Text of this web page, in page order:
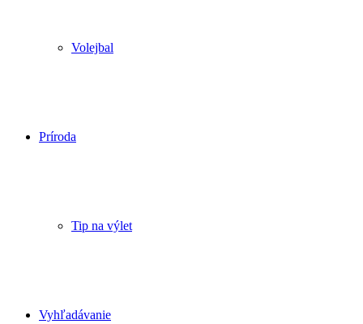
Volejbal
Príroda
Tip na výlet
Vyhľadávanie